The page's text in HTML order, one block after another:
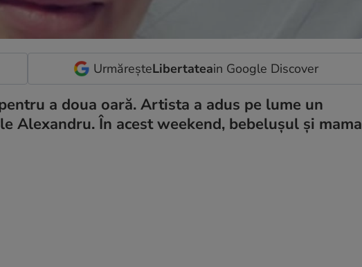
UrmăreșteLibertateain Google Discover
a doua oară. Artista a adus pe lume un
Alexandru. În acest weekend, bebelușul și mama